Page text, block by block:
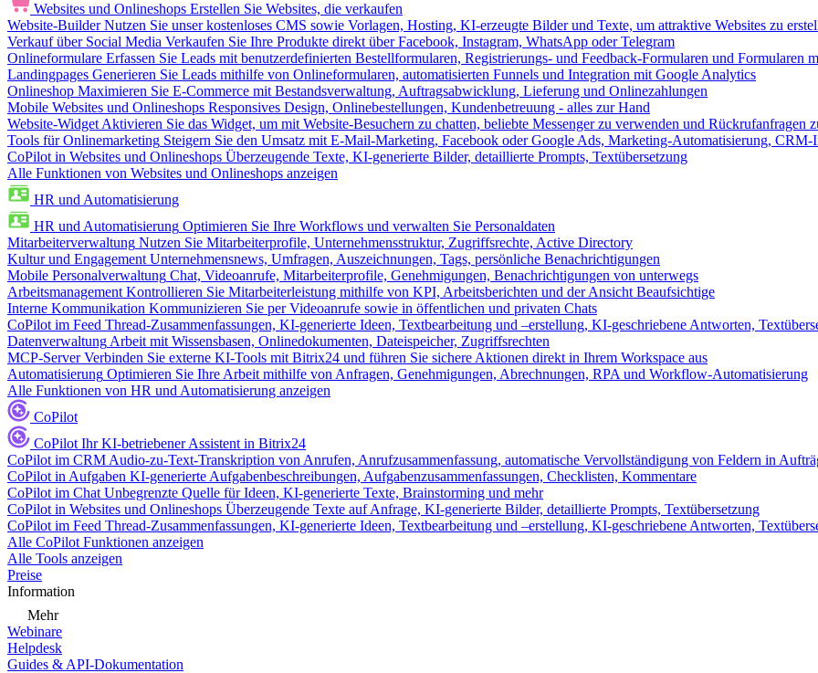
Websites und Onlineshops Erstellen Sie Websites, die verkaufen
Website-Builder Nutzen Sie unser kostenloses CMS sowie Vorlagen, Hosting, KI-erzeugte Bilder und Texte, um attraktive Websites zu
Verkauf über Social Media Verkaufen Sie Ihre Produkte direkt über Facebook, Instagram, WhatsApp oder Telegram
Onlineformulare Erfassen Sie Leads mit benutzerdefinierten Bestellformularen, Registrierungs- und Feedback-Formularen und Formularen
Landingpages Generieren Sie Leads mithilfe von Onlineformularen, automatisierten Funnels und Integration mit Google Analytics
Onlineshop Maximieren Sie E-Commerce mit Bestandsverwaltung, Auftragsabwicklung, Lieferung und Onlinezahlungen
Mobile Websites und Onlineshops Responsives Design, Onlinebestellungen, Kundenbetreuung - alles zur Hand
Website-Widget Aktivieren Sie das Widget, um mit Website-Besuchern zu chatten, beliebte Messenger zu verwenden und Rückrufanfragen
Tools für Onlinemarketing Steigern Sie den Umsatz mit E-Mail-Marketing, Facebook oder Google Ads, Marketing-Automatisierung, CRM-
CoPilot in Websites und Onlineshops Überzeugende Texte, KI-generierte Bilder, detaillierte Prompts, Textübersetzung
Alle Funktionen von Websites und Onlineshops anzeigen
HR und Automatisierung
HR und Automatisierung Optimieren Sie Ihre Workflows und verwalten Sie Personaldaten
Mitarbeiterverwaltung Nutzen Sie Mitarbeiterprofile, Unternehmensstruktur, Zugriffsrechte, Active Directory
Kultur und Engagement Unternehmensnews, Umfragen, Auszeichnungen, Tags, persönliche Benachrichtigungen
Mobile Personalverwaltung Chat, Videoanrufe, Mitarbeiterprofile, Genehmigungen, Benachrichtigungen von unterwegs
Arbeitsmanagement Kontrollieren Sie Mitarbeiterleistung mithilfe von KPI, Arbeitsberichten und der Ansicht Beaufsichtige
Interne Kommunikation Kommunizieren Sie per Videoanrufe sowie in öffentlichen und privaten Chats
CoPilot im Feed Thread-Zusammenfassungen, KI-generierte Ideen, Textbearbeitung und –erstellung, KI-geschriebene Antworten,
Datenverwaltung Arbeit mit Wissensbasen, Onlinedokumenten, Dateispeicher, Zugriffsrechten
MCP-Server Verbinden Sie externe KI-Tools mit Bitrix24 und führen Sie sichere Aktionen direkt in Ihrem Workspace aus
Automatisierung Optimieren Sie Ihre Arbeit mithilfe von Anfragen, Genehmigungen, Abrechnungen, RPA und Workflow-Automatisierung
Alle Funktionen von HR und Automatisierung anzeigen
CoPilot
CoPilot Ihr KI-betriebener Assistent in Bitrix24
CoPilot im CRM Audio-zu-Text-Transkription von Anrufen, Anrufzusammenfassung, automatische Vervollständigung von Feldern in
CoPilot in Aufgaben KI-generierte Aufgabenbeschreibungen, Aufgabenzusammenfassungen, Checklisten, Kommentare
CoPilot im Chat Unbegrenzte Quelle für Ideen, KI-generierte Texte, Brainstorming und mehr
CoPilot in Websites und Onlineshops Überzeugende Texte auf Anfrage, KI-generierte Bilder, detaillierte Prompts, Textübersetzung
CoPilot im Feed Thread-Zusammenfassungen, KI-generierte Ideen, Textbearbeitung und –erstellung, KI-geschriebene Antworten,
Alle CoPilot Funktionen anzeigen
Alle Tools anzeigen
Preise
Information
Mehr
Webinare
Helpdesk
Guides & API-Dokumentation